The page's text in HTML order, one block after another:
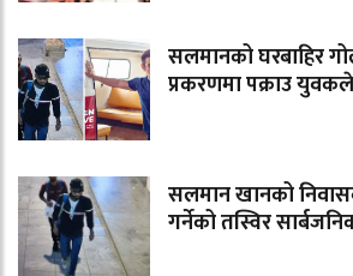
सलमानको घरबाहिर
प्रकरणमा पक्राउ
सलमान खानको
गर्नेको तस्विर